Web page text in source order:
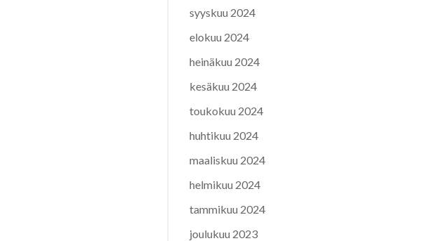
syyskuu 2024
elokuu 2024
heinäkuu 2024
kesäkuu 2024
toukokuu 2024
huhtikuu 2024
maaliskuu 2024
helmikuu 2024
tammikuu 2024
joulukuu 2023